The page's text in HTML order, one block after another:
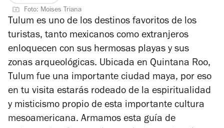
Foto: Moises Triana
Tulum es uno de los destinos favoritos de los
turistas, tanto mexicanos como extranjeros
enloquecen con sus hermosas playas y sus
zonas arqueológicas. Ubicada en Quintana Roo,
Tulum fue una importante ciudad maya, por eso
en tu visita estarás rodeado de la espiritualidad
y misticismo propio de esta importante cultura
mesoamericana. Armamos esta guía de